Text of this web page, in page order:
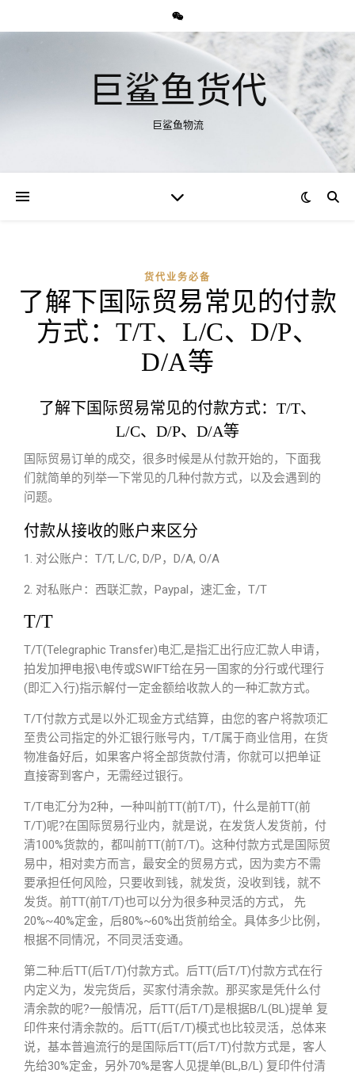
巨鲨鱼货代
巨鲨鱼物流
货代业务必备
了解下国际贸易常见的付款
方式：T/T、L/C、D/P、
D/A等
了解下国际贸易常见的付款方式：T/T、
L/C、D/P、D/A等
国际贸易订单的成交，很多时候是从付款开始的，下面我
们就简单的列举一下常见的几种付款方式，以及会遇到的
问题。
付款从接收的账户来区分
1. 对公账户：T/T, L/C, D/P，D/A, O/A
2. 对私账户：西联汇款，Paypal，速汇金，T/T
T/T
T/T(Telegraphic Transfer)电汇,是指汇出行应汇款人申请，
拍发加押电报\电传或SWIFT给在另一国家的分行或代理行
(即汇入行)指示解付一定金额给收款人的一种汇款方式。
T/T付款方式是以外汇现金方式结算，由您的客户将款项汇
至贵公司指定的外汇银行账号内，T/T属于商业信用，在货
物准备好后，如果客户将全部货款付清，你就可以把单证
直接寄到客户，无需经过银行。
T/T电汇分为2种，一种叫前TT(前T/T)，什么是前TT(前
T/T)呢?在国际贸易行业内，就是说，在发货人发货前，付
清100%货款的，都叫前TT(前T/T)。这种付款方式是国际贸
易中，相对卖方而言，最安全的贸易方式，因为卖方不需
要承担任何风险，只要收到钱，就发货，没收到钱，就不
发货。前TT(前T/T)也可以分为很多种灵活的方式， 先
20%~40%定金，后80%~60%出货前给全。具体多少比例，
根据不同情况，不同灵活变通。
第二种:后TT(后T/T)付款方式。后TT(后T/T)付款方式在行
内定义为，发完货后，买家付清余款。那买家是凭什么付
清余款的呢?一般情况，后TT(后T/T)是根据B/L(BL)提单 复
印件来付清余款的。后TT(后T/T)模式也比较灵活，总体来
说，基本普遍流行的是国际后TT(后T/T)付款方式是，客人
先给30%定金，另外70%是客人见提单(BL,B/L) 复印件付清